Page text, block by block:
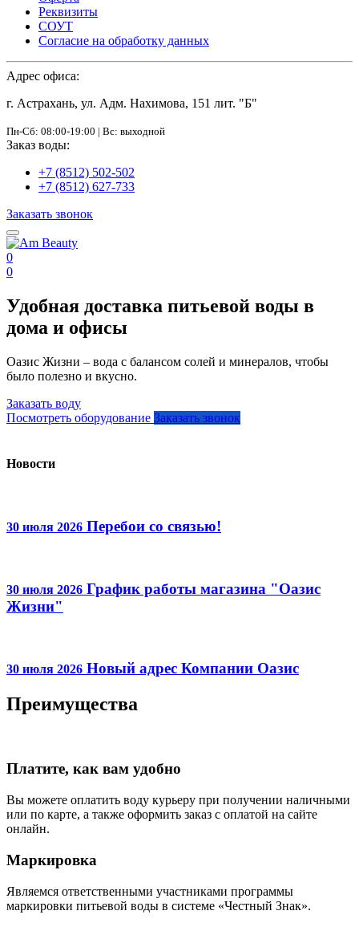
Реквизиты
СОУТ
Согласие на обработку данных
Адрес офиса:
г. Астрахань, ул. Адм. Нахимова, 151 лит. "Б"
Пн-Сб: 08:00-19:00 | Вс: выходной
Заказ воды:
+7 (8512) 502-502
+7 (8512) 627-733
Заказать звонок
0
0
Удобная доставка питьевой воды в
дома и офисы
Оазис Жизни – вода с балансом солей и минералов, чтобы
было полезно и вкусно.
Заказать воду
Посмотреть оборудование Заказать звонок
Новости
30 июля 2026 Перебои со связью!
30 июля 2026 График работы магазина "Оазис
Жизни"
30 июля 2026 Новый адрес Компании Оазис
Преимущества
Платите, как вам удобно
Вы можете оплатить воду курьеру при получении наличными
или по карте, а также оформить заказ с оплатой на сайте
онлайн.
Маркировка
Являемся ответственными участниками программы
маркировки питьевой воды в системе «Честный Знак».